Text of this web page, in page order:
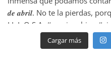
Cargar más